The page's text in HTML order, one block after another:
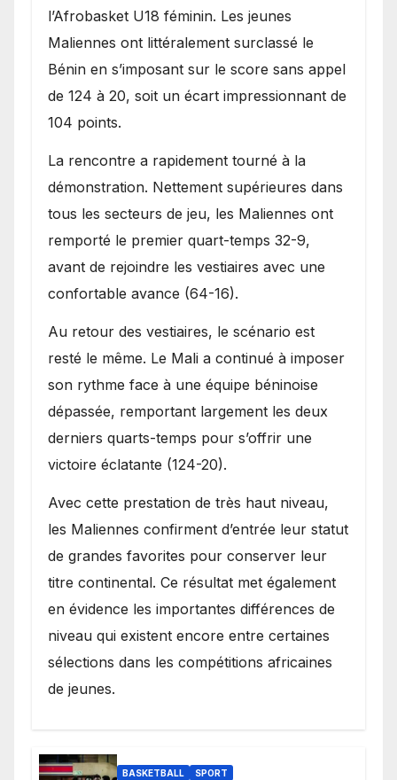
l’Afrobasket U18 féminin. Les jeunes
Maliennes ont littéralement surclassé le
Bénin en s’imposant sur le score sans appel
de 124 à 20, soit un écart impressionnant de
104 points.
La rencontre a rapidement tourné à la
démonstration. Nettement supérieures dans
tous les secteurs de jeu, les Maliennes ont
remporté le premier quart-temps 32-9,
avant de rejoindre les vestiaires avec une
confortable avance (64-16).
Au retour des vestiaires, le scénario est
resté le même. Le Mali a continué à imposer
son rythme face à une équipe béninoise
dépassée, remportant largement les deux
derniers quarts-temps pour s’offrir une
victoire éclatante (124-20).
Avec cette prestation de très haut niveau,
les Maliennes confirment d’entrée leur statut
de grandes favorites pour conserver leur
titre continental. Ce résultat met également
en évidence les importantes différences de
niveau qui existent encore entre certaines
sélections dans les compétitions africaines
de jeunes.
BASKETBALL SPORT